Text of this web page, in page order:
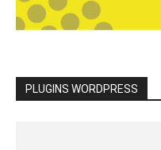
PLUGINS WORDPRESS